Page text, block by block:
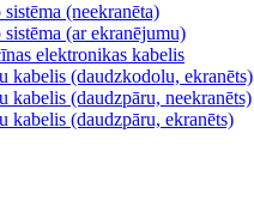
(neekranēta)
(ar ekranējumu)
elektronikas kabelis
kabelis (daudzkodolu, ekranēts)
kabelis (daudzpāru, neekranēts)
kabelis (daudzpāru, ekranēts)